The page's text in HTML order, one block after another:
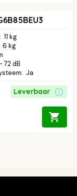
: 11 kg
6 kg
72 dB
: Ja
Leverbaar